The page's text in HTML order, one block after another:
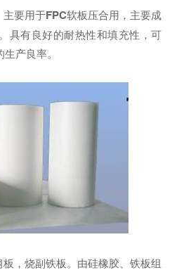
要用于FPC软板压合用，主要成
具有良好的耐热性和填充性，可
产良率。
，烧副铁板。由硅橡胶、铁板组